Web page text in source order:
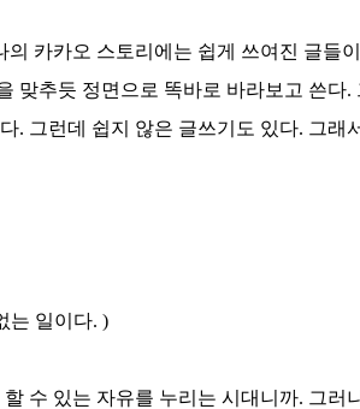
의 카카오 스토리에는 쉽게 쓰여진 글들
맞추듯 정면으로 똑바로 바라보고 쓴다.
. 그런데 쉽지 않은 글쓰기도 있다. 그래
는 일이다. )
수 있는 자유를 누리는 시대니까. 그러